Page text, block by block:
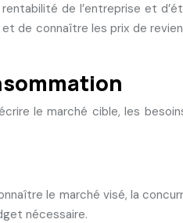
de l’entreprise et
de connaître les prix de
le marché cible, les
le marché visé, la
nécessaire.